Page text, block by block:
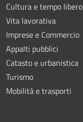
Cultura e tempo libero
Vita lavorativa
Imprese e Commercio
Appalti pubblici
Catasto e urbanistica
Turismo
Mobilità e trasporti